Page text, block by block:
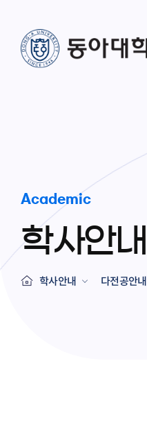
Academic
학사안내
학사안내 다전공안내